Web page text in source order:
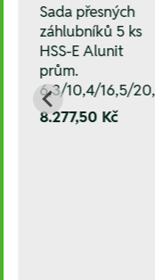
Sada přesných
záhlubníků 5 ks
HSS-E Alunit
prům.
6,3/10,4/16,5/
8.277,50 Kč